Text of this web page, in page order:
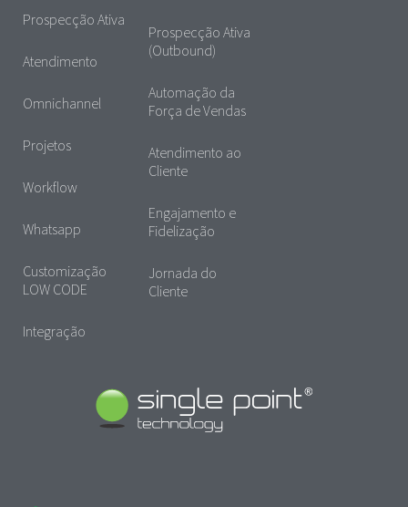
Prospecção Ativa
Atendimento
Omnichannel
Projetos
Workflow
Whatsapp
Customização
LOW CODE
Integração
Prospecção Ativa
(Outbound)
Automação da
Força de Vendas
Atendimento ao
Cliente
Engajamento e
Fidelização
Jornada do
Cliente